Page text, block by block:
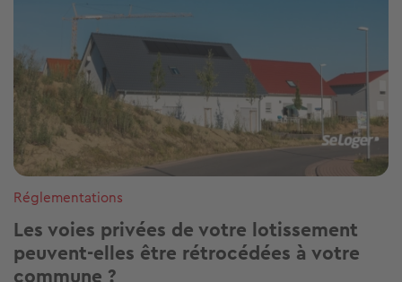
Réglementations
Les voies privées de votre lotissement
peuvent-elles être rétrocédées à votre
commune ?